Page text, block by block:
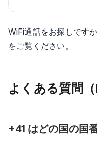
WiFi通話をお探しです
をご覧ください。
よくある質問（
+41 はどの国の国